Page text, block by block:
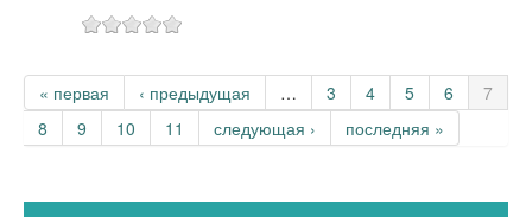
Страницы
« первая ‹ предыдущая … 3 4 5 6
7
8
9 10 11 следующая › последняя »